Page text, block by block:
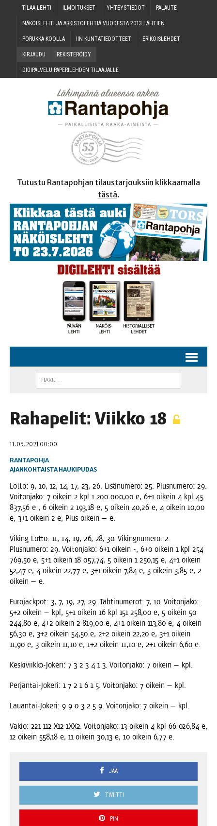
TILAA LEH­TI ILMOI­TUK­SET YHTEYS­TIE­DOT PALAU­TE
NÄKÖIS­LEH­TI JA ARKIS­TO­LEH­TIÄ VUO­DES­TA 2013 LÄHTIEN
PORUK­KA KOOLLA IIN KUN­TA­TIE­DOT­TEET ERI­KOIS­LEH­DET
KIR­JAU­DU REKIS­TE­RÖI­DY
DIGI­PAL­VE­LU PAPE­RI­LEH­DEN TILAAJALLE
Tutustu Rantapohjan tilaustarjouksiin klikkaamalla
tästä.
Raha­pe­lit: Viik­ko 18
11.05.2021 00:00
RANTAPOHJA
AJANKOHTAISTA HAUKIPUDAS
Lot­to: 9, 10, 12, 14, 17, 23, 26. Lisä­nu­me­ro: 25. Plus­nu­me­ro: 29.
Voi­ton­ja­ko: 7 oikein 2 kpl 1 200 000,00 e, 6+1 oikein 4 kpl 45
837,56 e , 6 oikein 2 193,18 e, 5 oikein 40,26 e, 4 oikein 10,00
e, 3+1 oikein 2 e, Plus oikein — e.
Viking Lot­to: 11, 14, 19, 26, 28, 30. Viking­nu­me­ro: 2.
Plus­nu­me­ro: 29. Voi­ton­ja­ko: 6+1 oikein -, 6+0 oikein 1 kpl 254
769,50 e, 5+1 oikein 18 057,74, 5 oikein 1 250,15 e, 4+1 oikein
52,47 e, 4 oikein 22,77 e, 3+1 oikein 7,84 e, 3 oikein 3,85 e, 2
oikein — e.
Euro­jack­pot: 3, 7, 19, 27, 29. Täh­ti­nu­me­rot: 7, 10. Voi­ton­ja­ko:
5+2 oikein — kpl, 5+1 oikein 16 kpl 151 258,00 e, 5 oikein 50
244,80 e, 4+2 oikein 2 819,00 e, 4+1 oikein 113,80 e, 4 oikein
56,30 e, 3+2 oikein 54,50 e, 2+2 oikein 22,20 e, 3+1 oikein
11,90 e, 3 oikein 11,10 e, 1+2 oikein 11,10 e, 2+1 oikein 6,60 e.
Kes­ki­viik­ko-Joke­ri: 7 3 2 3 4 1 3. Voi­ton­ja­ko: 7 oikein — kpl.
Per­jan­tai-Joke­ri: 1 7 2 1 6 1 5. Voi­ton­ja­ko: 7 oikein — kpl.
Lau­an­tai-Joke­ri: 9 9 0 3 2 5 9. Voi­ton­ja­ko: 7 oikein — kpl.
Vakio: 221 112 X12 1XX2. Voi­ton­ja­ko: 13 oikein 4 kpl 66 026,84 e,
12 oikein 558,18 e, 11 oikein 30,13 e, 10 oikein 6,77 e.
JAA
TWIITTI
PIN